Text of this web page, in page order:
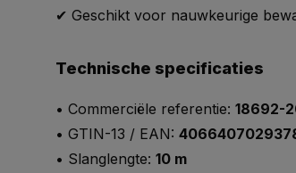
✔ Geschikt voor nauwkeurige
Technische specificaties
• Commerciële referentie: 18692-
• GTIN-13 / EAN:
• Slanglengte: 10 m